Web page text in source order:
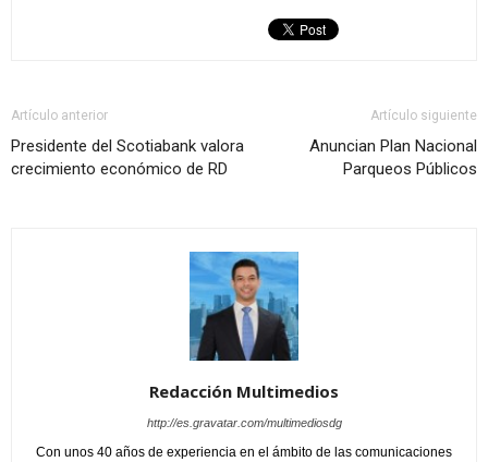
Artículo anterior
Presidente del Scotiabank valora
crecimiento económico de RD
Artículo siguiente
Anuncian Plan Nacional
Parqueos Públicos
Redacción Multimedios
http://es.gravatar.com/multimediosdg
Con unos 40 años de experiencia en el ámbito de las comunicaciones